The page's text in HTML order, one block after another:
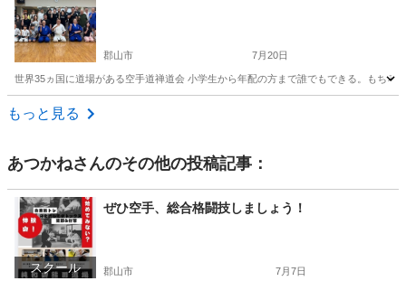
郡山市 7月20日
世界35ヵ国に道場がある空手道禅道会 小学生から年配の方まで誰でもできる。もち
福島 郡山市
もっと見る
あつかねさんのその他の投稿記事：
スクール
ぜひ空手、総合格闘技しましょう！
郡山市 7月7日